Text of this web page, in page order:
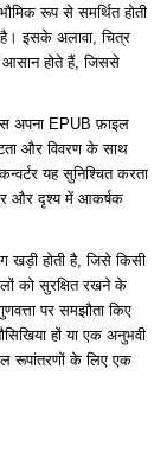
रूप से समर्थित होती
इसके अलावा, चित्र
आसान होते हैं, जिससे
अपना EPUB फ़ाइल
और विवरण के साथ
यह सुनिश्चित करता
और दृश्य में आकर्षक
खड़ी होती है, जिसे किसी
को सुरक्षित रखने के
पर समझौता किए
हों या एक अनुभवी
रूपांतरणों के लिए एक